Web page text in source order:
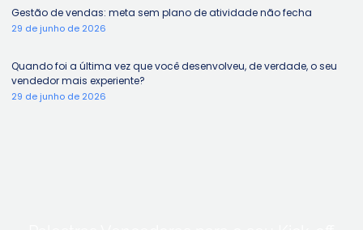
Gestão de vendas: meta sem plano de atividade não fecha
29 de junho de 2026
Quando foi a última vez que você desenvolveu, de verdade, o seu
vendedor mais experiente?
29 de junho de 2026